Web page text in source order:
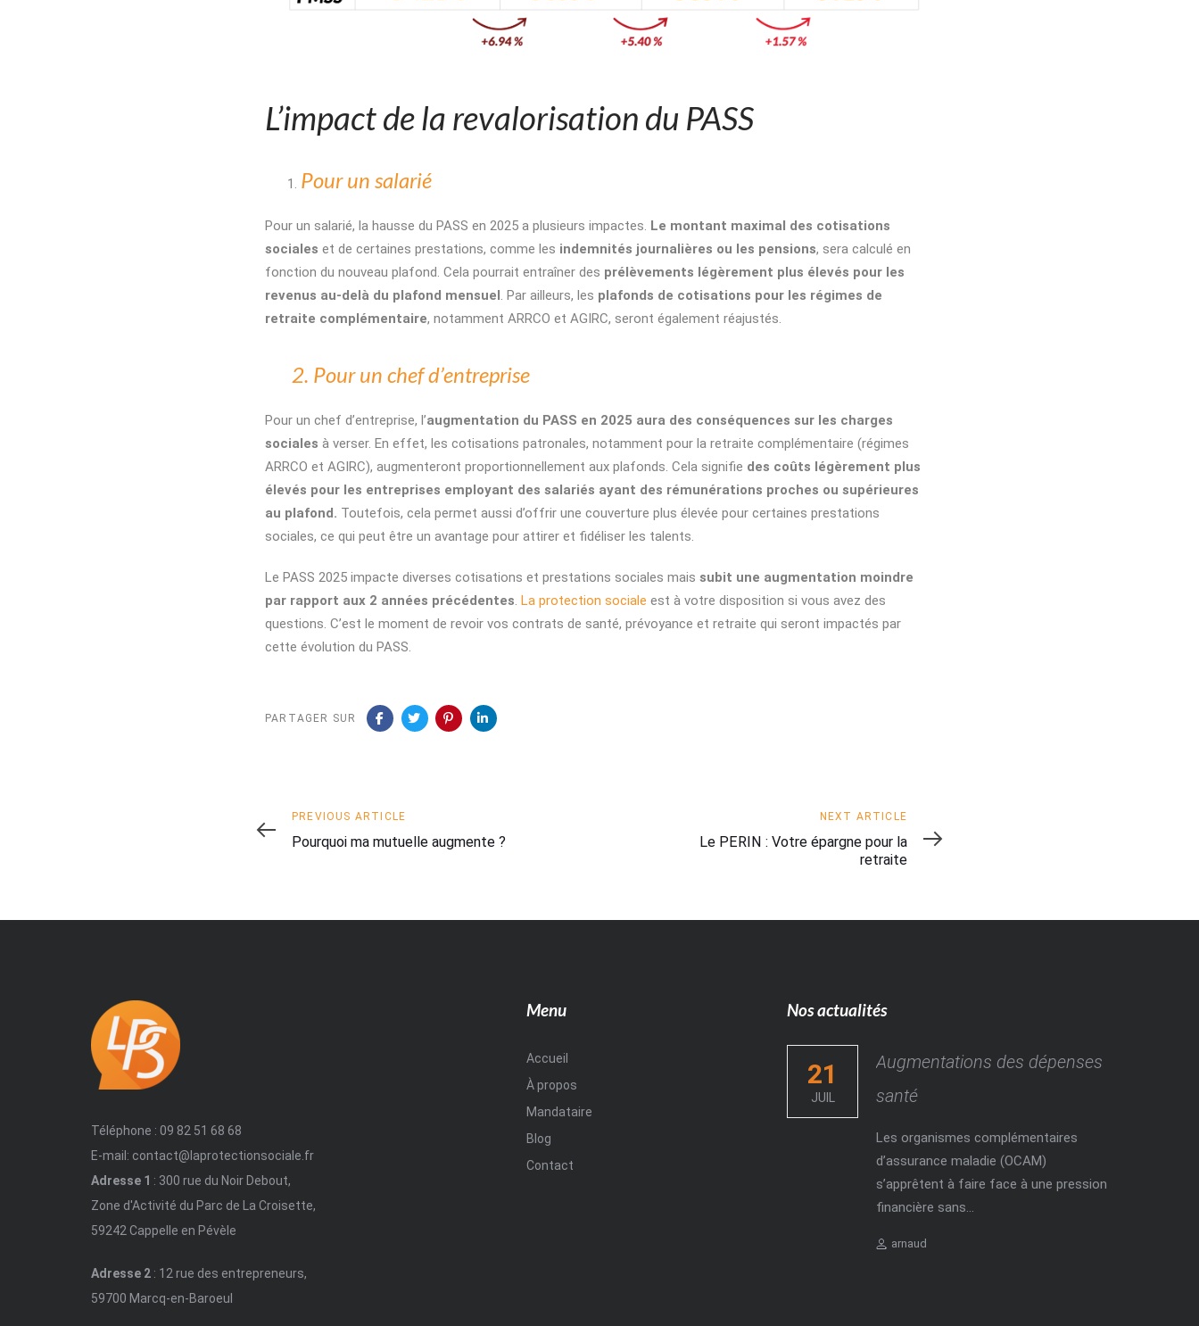
L’impact de la revalorisation du PASS
Pour un salarié
Pour un salarié, la hausse du PASS en 2025 a plusieurs impactes. Le montant maximal des cotisations
sociales et de certaines prestations, comme les indemnités journalières ou les pensions, sera calculé en
fonction du nouveau plafond. Cela pourrait entraîner des prélèvements légèrement plus élevés pour les
revenus au-delà du plafond mensuel . Par ailleurs, les plafonds de cotisations pour les régimes de
retraite complémentaire, notamment ARRCO et AGIRC, seront également réajustés.
2. Pour un chef d’entreprise
Pour un chef d’entreprise, l’augmentation du PASS en 2025 aura des conséquences sur les charges
sociales à verser. En effet, les cotisations patronales, notamment pour la retraite complémentaire (régimes
ARRCO et AGIRC), augmenteront proportionnellement aux plafonds. Cela signifie des coûts légèrement plus
élevés pour les entreprises employant des salariés ayant des rémunérations proches ou supérieures
au plafond. Toutefois, cela permet aussi d’offrir une couverture plus élevée pour certaines prestations
sociales, ce qui peut être un avantage pour attirer et fidéliser les talents.
Le PASS 2025 impacte diverses cotisations et prestations sociales mais subit une augmentation moindre
par rapport aux 2 années précédentes. La protection sociale est à votre disposition si vous avez des
questions. C’est le moment de revoir vos contrats de santé, prévoyance et retraite qui seront impactés par
cette évolution du PASS.
PARTAGER SUR
Previous
Article
PREVIOUS ARTICLE
Pourquoi ma mutuelle augmente ?
Article
NEXT ARTICLE
Le PERIN : Votre épargne pour la
retraite
Téléphone : 09 82 51 68 68
E-mail: contact@laprotectionsociale.fr
Adresse 1 : 300 rue du Noir Debout,
Zone d'Activité du Parc de La Croisette,
59242 Cappelle en Pévèle
Adresse 2 : 12 rue des entrepreneurs,
59700 Marcq-en-Baroeul
Menu
Accueil
À propos
Mandataire
Blog
Contact
Nos actualités
21
JUIL
Augmentations des dépenses
santé
Les organismes complémentaires
d’assurance maladie (OCAM)
s’apprêtent à faire face à une pression
financière sans...
Author
arnaud